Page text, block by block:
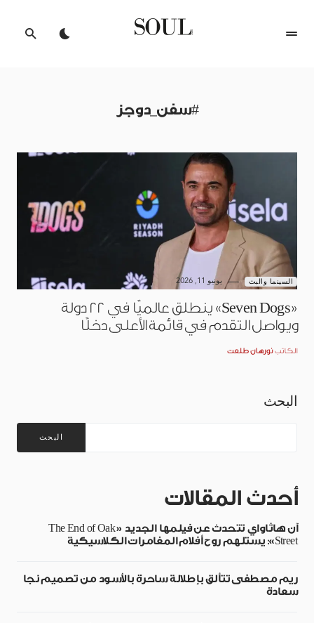
#سفن_دوجز
السينما والبث يونيو 11, 2026
«Seven Dogs» ينطلق عالميًا في 22 دولة
ويواصل التقدم في قائمة الأعلى دخلًا
الكاتب نورهان طلعت
البحث
البحث
أحدث المقالات
آن هاثاواي تتحدث عن فيلمها الجديد «The End of Oak
Street»: يستلهم روح أفلام المغامرات الكلاسيكية
ريم مصطفى تتألق بإطلالة ساحرة بالأسود من تصميم نجا
سعادة